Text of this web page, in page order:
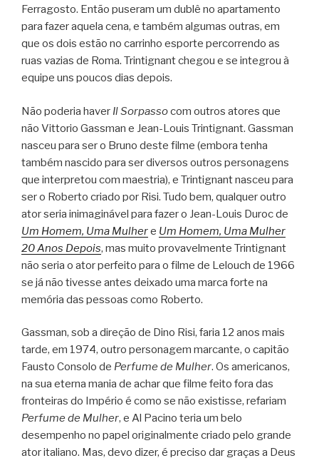
Ferragosto. Então puseram um dublê no apartamento
para fazer aquela cena, e também algumas outras, em
que os dois estão no carrinho esporte percorrendo as
ruas vazias de Roma. Trintignant chegou e se integrou à
equipe uns poucos dias depois.
Não poderia haver Il Sorpassocom outros atores que
não Vittorio Gassman e Jean-Louis Trintignant. Gassman
nasceu para ser o Bruno deste filme (embora tenha
também nascido para ser diversos outros personagens
que interpretou com maestria), e Trintignant nasceu para
ser o Roberto criado por Risi. Tudo bem, qualquer outro
ator seria inimaginável para fazer o Jean-Louis Duroc de
Um Homem, Uma Mulhere Um Homem, Uma Mulher
20 Anos Depois, mas muito provavelmente Trintignant
não seria o ator perfeito para o filme de Lelouch de 1966
se já não tivesse antes deixado uma marca forte na
memória das pessoas como Roberto.
Gassman, sob a direção de Dino Risi, faria 12 anos mais
tarde, em 1974, outro personagem marcante, o capitão
Fausto Consolo de Perfume de Mulher. Os americanos,
na sua eterna mania de achar que filme feito fora das
fronteiras do Império é como se não existisse, refariam
Perfume de Mulher, e Al Pacino teria um belo
desempenho no papel originalmente criado pelo grande
ator italiano. Mas, devo dizer, é preciso dar graças a Deus